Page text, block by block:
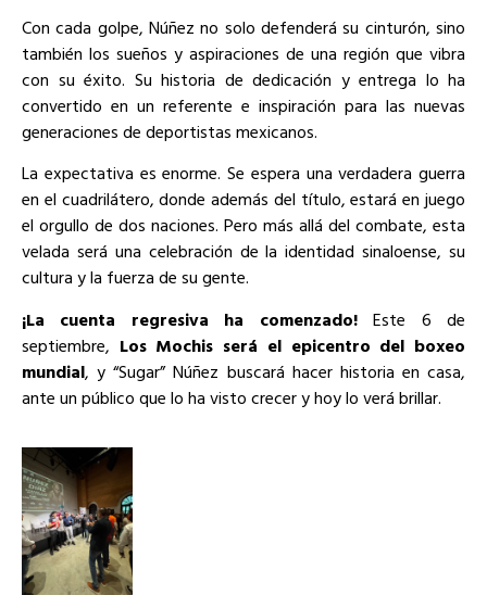
Con cada golpe, Núñez no solo defenderá su cinturón, sino
también los sueños y aspiraciones de una región que vibra
con su éxito. Su historia de dedicación y entrega lo ha
convertido en un referente e inspiración para las nuevas
generaciones de deportistas mexicanos.
La expectativa es enorme. Se espera una verdadera guerra
en el cuadrilátero, donde además del título, estará en juego
el orgullo de dos naciones. Pero más allá del combate, esta
velada será una celebración de la identidad sinaloense, su
cultura y la fuerza de su gente.
¡La cuenta regresiva ha comenzado!Este 6 de
septiembre, Los Mochis será el epicentro del boxeo
mundial, y “Sugar” Núñez buscará hacer historia en casa,
ante un público que lo ha visto crecer y hoy lo verá brillar.